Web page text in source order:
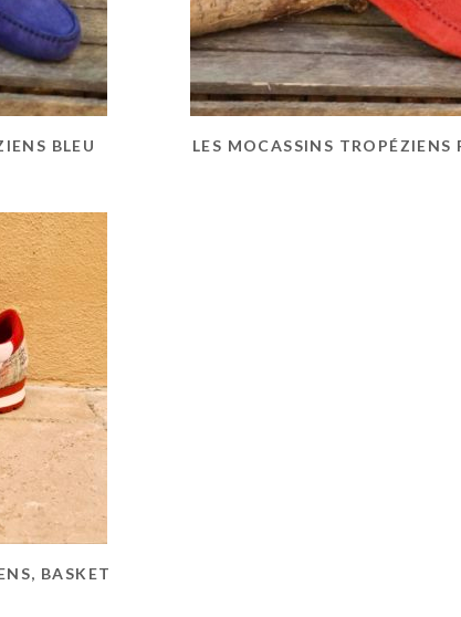
BLEU
LES MOCASSINS TROPÉZIENS
BASKET